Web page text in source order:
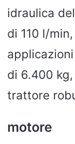
idraulica
di 110 l/
di 6.400
trattore
motore